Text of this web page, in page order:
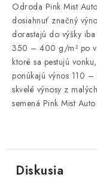
Odroda Pink Mist
dosiahnuť značný
dorastajú do výšky
350 – 400 g/m² po
ktoré sa pestujú
ponúkajú výnos 110
skvelé výnosy z
semená Pink Mist
Diskusia